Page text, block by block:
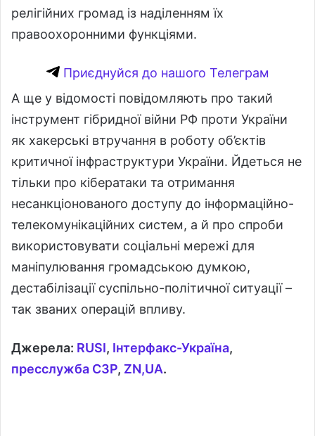
релігійних громад із наділенням їх
правоохоронними функціями.
Приєднуйся до нашого Телеграм
А ще у відомості повідомляють про такий
інструмент гібридної війни РФ проти України
як хакерські втручання в роботу об’єктів
критичної інфраструктури України. Йдеться не
тільки про кібератаки та отримання
несанкціонованого доступу до інформаційно-
телекомунікаційних систем, а й про спроби
використовувати соціальні мережі для
маніпулювання громадською думкою,
дестабілізації суспільно-політичної ситуації –
так званих операцій впливу.
Джерела: RUSI, Інтерфакс-Україна,
пресслужба СЗР, ZN,UA.